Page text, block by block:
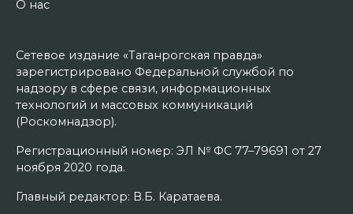
О нас
Сетевое издание «Таганрогская правда»
зарегистрировано Федеральной службой по
надзору в сфере связи, информационных
технологий и массовых коммуникаций
(Роскомнадзор).
Регистрационный номер: ЭЛ № ФС 77–79691 от 27
ноября 2020 года.
Главный редактор: В.Б. Каратаева.